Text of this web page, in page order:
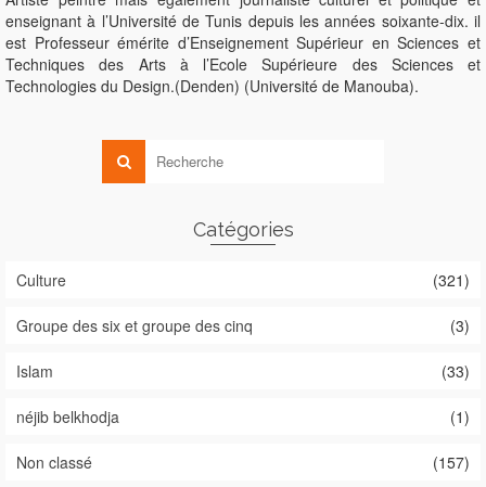
enseignant à l’Université de Tunis depuis les années soixante-dix. il
est Professeur émérite d’Enseignement Supérieur en Sciences et
Techniques des Arts à l’Ecole Supérieure des Sciences et
Technologies du Design.(Denden) (Université de Manouba).
Catégories
Culture (321)
Groupe des six et groupe des cinq (3)
Islam (33)
néjib belkhodja (1)
Non classé (157)